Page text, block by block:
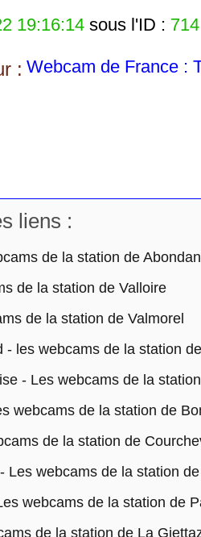
19:16:14 sous l'ID : 714
: Webcam de France :
liens :
de la station de
de la station de Valloire
de la station de Valmorel
les webcams de la station
- Les webcams de la
webcams de la station de
de la station de
Les webcams de la station
webcams de la station de
de la station de La